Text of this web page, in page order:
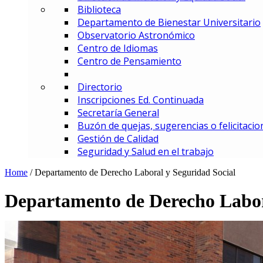
MAF – Maestría en
MAGD – Maestría en Analítica y
MCI – Maestría en Comercio
MDEMEC – Maestría en
MGCS – Maestría en Gerencia
Maestría en Gerencia
MGIED – Maestría en Gestión
MGE – Maestría en Gestión
ESPECIALIZACIONES
Especialización en Comercio
Especialización en Gerencia de
Especialización en Gerencia
Especialización en Gerencia
Especialización en Gerencia
Especialización en Gerencia
Especialización en Gestión de
Biblioteca
Departamento de Bienestar Universitario
Observatorio Astronómico
Centro de Idiomas
Centro de Pensamiento
Directorio
Inscripciones Ed. Continuada
Secretaría General
Buzón de quejas, sugerencias o
Gestión de Calidad
Seguridad y Salud en el trabajo
Home /Departamento de Derecho Laboral y Seguridad Social
Departamento de Derecho